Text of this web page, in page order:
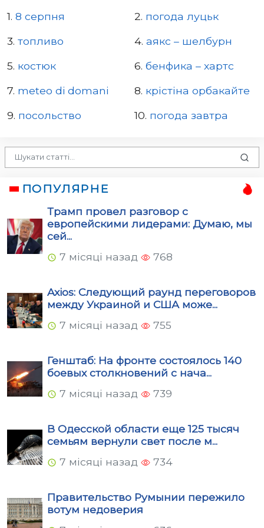
1. 8 серпня 2. погода луцьк
3. топливо 4. аякс – шелбурн
5. костюк 6. бенфика – хартс
7. meteo di domani 8. крістіна орбакайте
9. посольство 10. погода завтра
ПОПУЛЯРНЕ
Трамп провел разговор с
европейскими лидерами: Думаю, мы
сей...
7 місяці назад
768
Axios: Следующий раунд переговоров
между Украиной и США може...
7 місяці назад
755
Генштаб: На фронте состоялось 140
боевых столкновений с нача...
7 місяці назад
739
В Одесской области еще 125 тысяч
семьям вернули свет после м...
7 місяці назад
734
Правительство Румынии пережило
вотум недоверия